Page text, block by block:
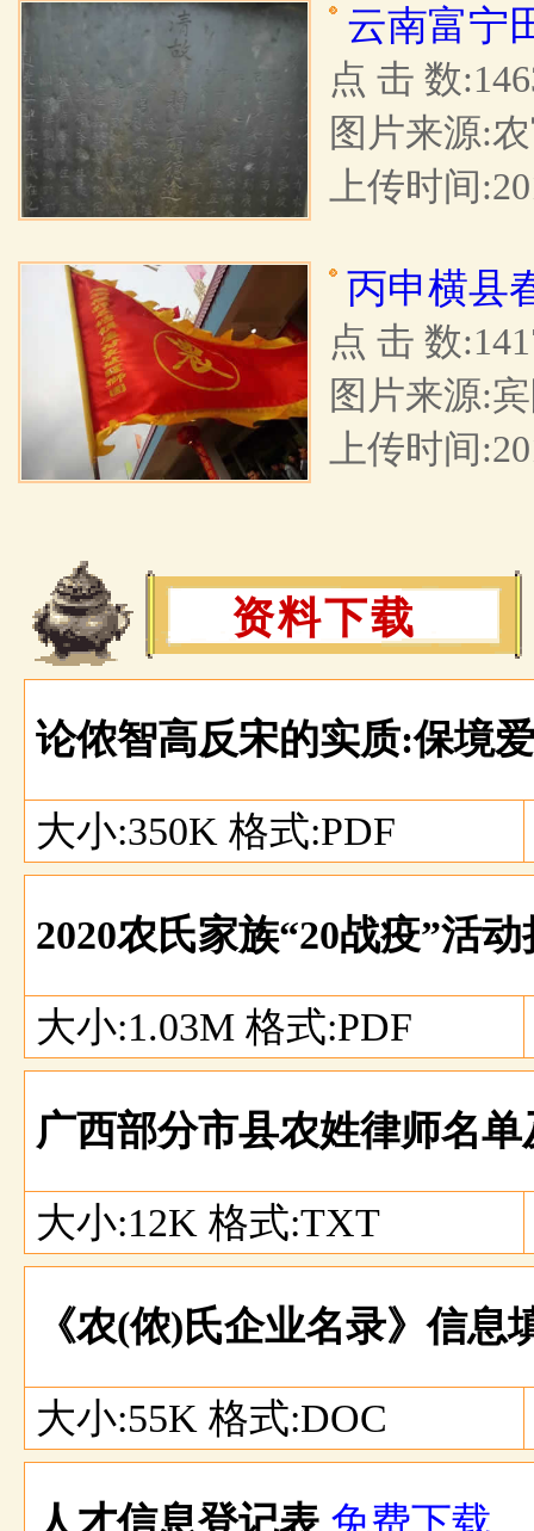
云南富宁
点 击 数
图片来源:
上传时间
丙申横县
点 击 数
图片来源:
上传时间
资料下载
论侬智高反宋的实质:保境
大小:350K 格式:PDF
2020农氏家族“20战疫”活
大小:1.03M 格式:PDF
广西部分市县农姓律师名
大小:12K 格式:TXT
《农(侬)氏企业名录》信息
大小:55K 格式:DOC
人才信息登记表 免费下载